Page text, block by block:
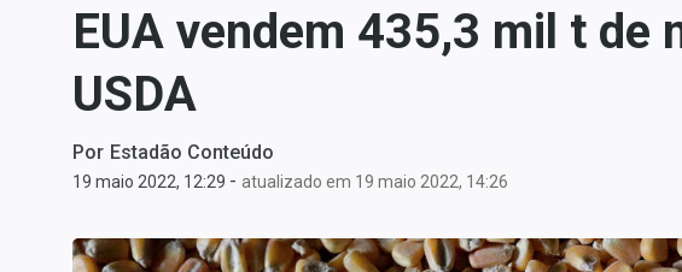
Carteiras Recomendadas
Central de Fundos
Central dos IPOs
Finanças Pessoais
EUA vendem 435,3 mil t
USDA
Por Estadão Conteúdo
19 maio 2022, 12:29 - atualizado em 19 maio 2022, 14:26